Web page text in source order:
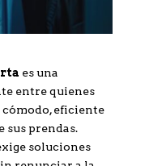
es una
entre quienes
eficiente
sus prendas.
soluciones